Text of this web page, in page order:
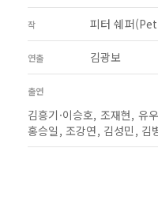
작 피터 쉐퍼
연출 김광보
출연
김흥기·이승호, 조재현, 유
홍승일, 조강연, 김성민, 김